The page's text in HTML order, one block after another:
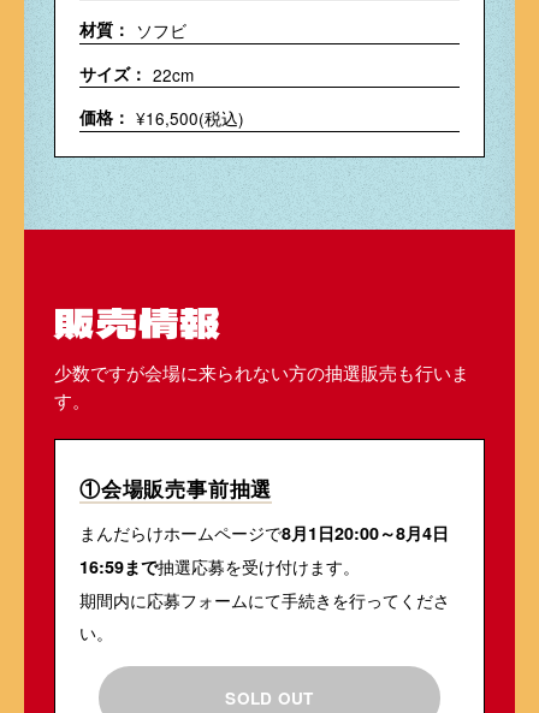
材質： ソフビ
サイズ： 22cm
価格： ¥16,500(税込)
販売情報
少数ですが会場に来られない方の抽選販売も行いま
す。
①会場販売事前抽選
まんだらけホームページで8月1日20:00～8月4日
16:59まで抽選応募を受け付けます。
期間内に応募フォームにて手続きを行ってくださ
い。
SOLD OUT